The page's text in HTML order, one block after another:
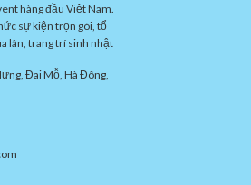
hàng đầu Việt Nam.
sự kiện trọn gói, tổ
lân, trang trí sinh nhật
Đai Mỗ, Hà Đông,